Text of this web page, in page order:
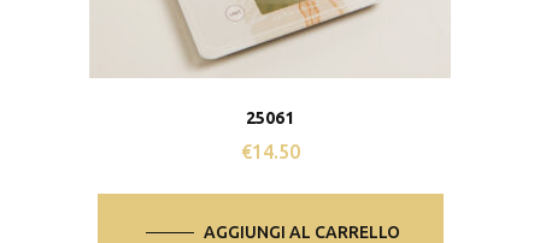
25061
€14.50
AGGIUNGI AL CARRELLO